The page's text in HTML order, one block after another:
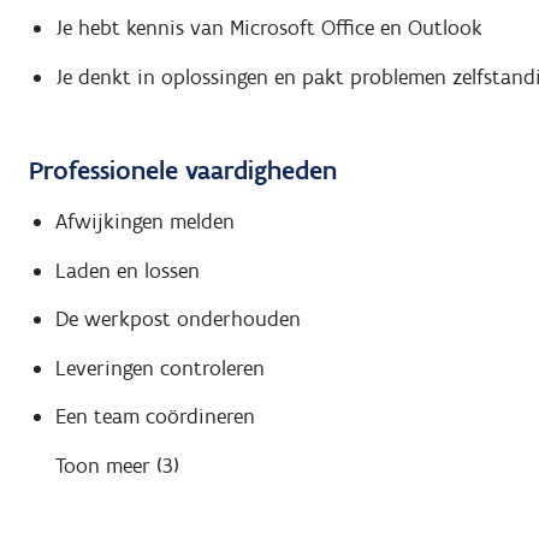
Je hebt kennis van Microsoft Office en Outlook
Je denkt in oplossingen en pakt problemen
Professionele vaardigheden
Afwijkingen melden
Laden en lossen
De werkpost onderhouden
Leveringen controleren
Een team coördineren
Toon meer (3)